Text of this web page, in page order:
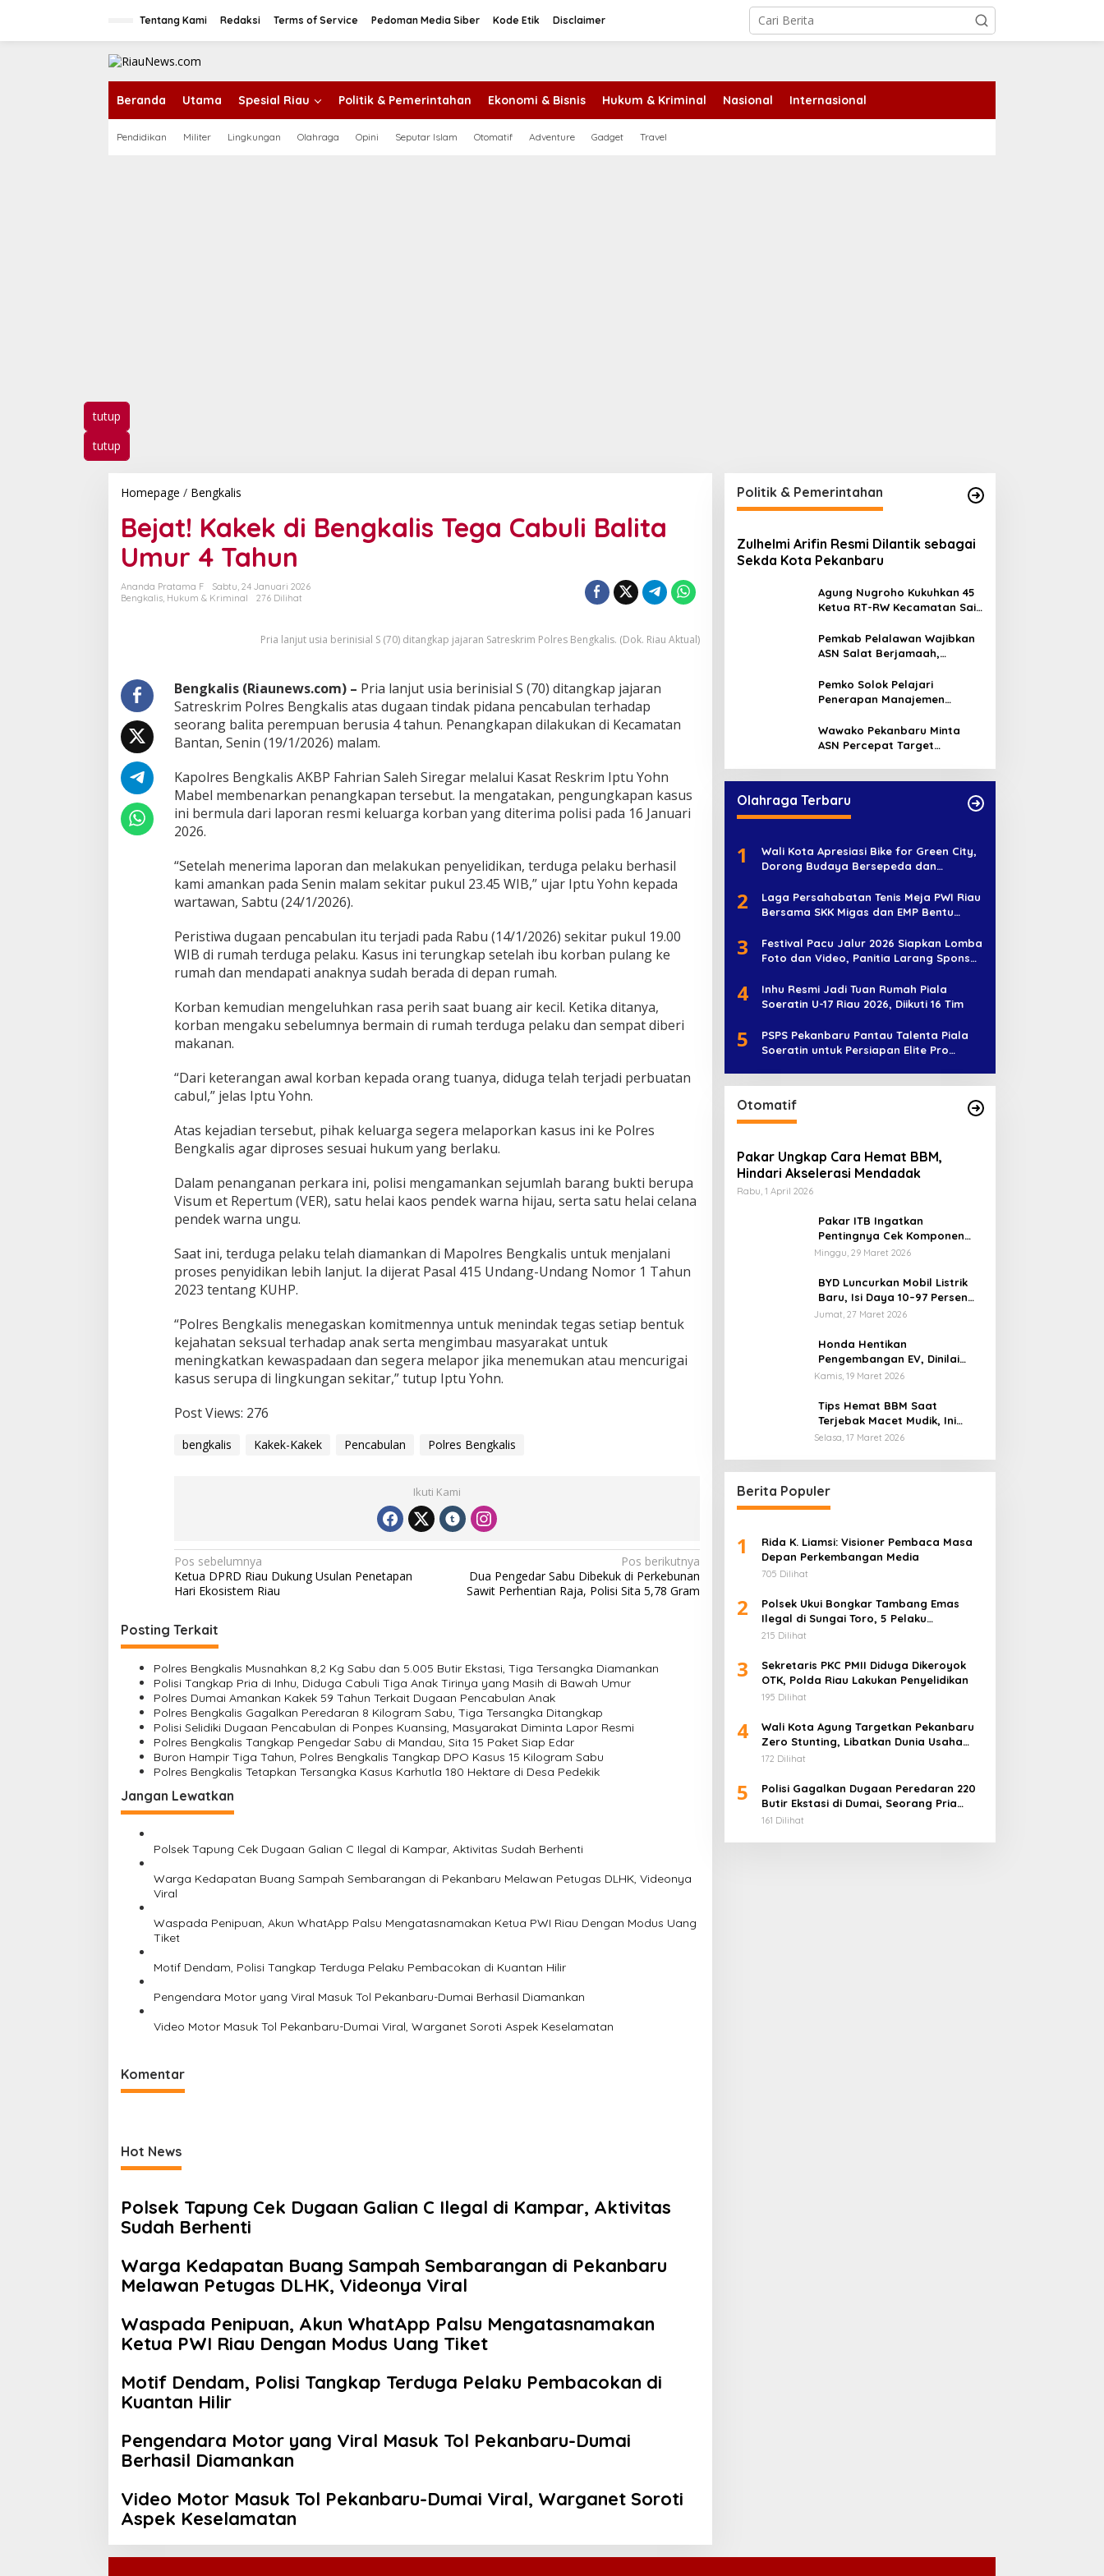
Tentang Kami Redaksi Terms of Service Pedoman Media Siber Kode Etik Disclaimer
Beranda Utama Spesial Riau Politik & Pemerintahan Ekonomi & Bisnis Hukum & Kriminal Nasional Internasional
Pendidikan Militer Lingkungan Olahraga Opini Seputar Islam Otomatif Adventure Gadget Travel
tutup
tutup
Homepage / Bengkalis
j
a
t
!
K
a
B
e
n
g
k
l
s
T
a
C
a
b
l
a
i
t
u
r
T
a
h
n
Bejat! Kakek di Bengkalis Tega Cabuli Balita
Umur 4 Tahun
Ananda Pratama F
Sabtu, 24 Januari 2026
Bengkalis, Hukum & Kriminal 276 Dilihat
Pria lanjut usia berinisial S (70) ditangkap jajaran Satreskrim Polres Bengkalis. (Dok. Riau Aktual)
Bengkalis (Riaunews.com) – Pria lanjut usia berinisial S (70) ditangkap jajaran
Satreskrim Polres Bengkalis atas dugaan tindak pidana pencabulan terhadap
seorang balita perempuan berusia 4 tahun. Penangkapan dilakukan di Kecamatan
Bantan, Senin (19/1/2026) malam.
Kapolres Bengkalis AKBP Fahrian Saleh Siregar melalui Kasat Reskrim Iptu Yohn
Mabel membenarkan penangkapan tersebut. Ia mengatakan, pengungkapan kasus
ini bermula dari laporan resmi keluarga korban yang diterima polisi pada 16 Januari
2026.
“Setelah menerima laporan dan melakukan penyelidikan, terduga pelaku berhasil
kami amankan pada Senin malam sekitar pukul 23.45 WIB,” ujar Iptu Yohn kepada
wartawan, Sabtu (24/1/2026).
Peristiwa dugaan pencabulan itu terjadi pada Rabu (14/1/2026) sekitar pukul 19.00
WIB di rumah terduga pelaku. Kasus ini terungkap setelah ibu korban pulang ke
rumah dan mendapati anaknya sudah berada di depan rumah.
Korban kemudian mengeluhkan rasa perih saat buang air kecil. Ketika ditanya,
korban mengaku sebelumnya bermain di rumah terduga pelaku dan sempat diberi
makanan.
“Dari keterangan awal korban kepada orang tuanya, diduga telah terjadi perbuatan
cabul,” jelas Iptu Yohn.
Atas kejadian tersebut, pihak keluarga segera melaporkan kasus ini ke Polres
Bengkalis agar diproses sesuai hukum yang berlaku.
Dalam penanganan perkara ini, polisi mengamankan sejumlah barang bukti berupa
Visum et Repertum (VER), satu helai kaos pendek warna hijau, serta satu helai celana
pendek warna ungu.
Saat ini, terduga pelaku telah diamankan di Mapolres Bengkalis untuk menjalani
proses penyidikan lebih lanjut. Ia dijerat Pasal 415 Undang-Undang Nomor 1 Tahun
2023 tentang KUHP.
“Polres Bengkalis menegaskan komitmennya untuk menindak tegas setiap bentuk
kejahatan seksual terhadap anak serta mengimbau masyarakat untuk
meningkatkan kewaspadaan dan segera melapor jika menemukan atau mencurigai
kasus serupa di lingkungan sekitar,” tutup Iptu Yohn.
Post Views: 276
bengkalis Kakek-Kakek Pencabulan Polres Bengkalis
Ikuti Kami
N
a
i
g
a
s
i
p
o
s
Pos sebelumnya
Ketua DPRD Riau Dukung Usulan Penetapan
Hari Ekosistem Riau
Pos berikutnya
Dua Pengedar Sabu Dibekuk di Perkebunan
Sawit Perhentian Raja, Polisi Sita 5,78 Gram
Posting Terkait
Polres Bengkalis Musnahkan 8,2 Kg Sabu dan 5.005 Butir Ekstasi, Tiga Tersangka Diamankan
Polisi Tangkap Pria di Inhu, Diduga Cabuli Tiga Anak Tirinya yang Masih di Bawah Umur
Polres Dumai Amankan Kakek 59 Tahun Terkait Dugaan Pencabulan Anak
Polres Bengkalis Gagalkan Peredaran 8 Kilogram Sabu, Tiga Tersangka Ditangkap
Polisi Selidiki Dugaan Pencabulan di Ponpes Kuansing, Masyarakat Diminta Lapor Resmi
Polres Bengkalis Tangkap Pengedar Sabu di Mandau, Sita 15 Paket Siap Edar
Buron Hampir Tiga Tahun, Polres Bengkalis Tangkap DPO Kasus 15 Kilogram Sabu
Polres Bengkalis Tetapkan Tersangka Kasus Karhutla 180 Hektare di Desa Pedekik
Jangan Lewatkan
Polsek Tapung Cek Dugaan Galian C Ilegal di Kampar, Aktivitas Sudah Berhenti
Warga Kedapatan Buang Sampah Sembarangan di Pekanbaru Melawan Petugas DLHK, Videonya
Viral
Waspada Penipuan, Akun WhatApp Palsu Mengatasnamakan Ketua PWI Riau Dengan Modus Uang
Tiket
Motif Dendam, Polisi Tangkap Terduga Pelaku Pembacokan di Kuantan Hilir
Pengendara Motor yang Viral Masuk Tol Pekanbaru-Dumai Berhasil Diamankan
Video Motor Masuk Tol Pekanbaru-Dumai Viral, Warganet Soroti Aspek Keselamatan
Komentar
Hot News
Polsek Tapung Cek Dugaan Galian C Ilegal di Kampar, Aktivitas
Sudah Berhenti
Warga Kedapatan Buang Sampah Sembarangan di Pekanbaru
Melawan Petugas DLHK, Videonya Viral
Waspada Penipuan, Akun WhatApp Palsu Mengatasnamakan
Ketua PWI Riau Dengan Modus Uang Tiket
Motif Dendam, Polisi Tangkap Terduga Pelaku Pembacokan di
Kuantan Hilir
Pengendara Motor yang Viral Masuk Tol Pekanbaru-Dumai
Berhasil Diamankan
Video Motor Masuk Tol Pekanbaru-Dumai Viral, Warganet Soroti
Aspek Keselamatan
Politik & Pemerintahan
Zulhelmi Arifin Resmi Dilantik sebagai
Sekda Kota Pekanbaru
Agung Nugroho Kukuhkan 45
Ketua RT-RW Kecamatan Sail,
Warga
Pemkab Pelalawan Wajibkan
ASN Salat Berjamaah,
Jadi Empat Kali
Pemko Solok Pelajari
Penerapan Manajemen
Wawako Pekanbaru Minta
ASN Percepat Target
Olahraga Terbaru
1
Wali Kota Apresiasi Bike for Green City,
Dorong Budaya Bersepeda dan
2
Laga Persahabatan Tenis Meja PWI Riau
Bersama SKK Migas dan EMP Bentu
3
Festival Pacu Jalur 2026 Siapkan Lomba
Foto dan Video, Panitia Larang Sponsor
4
Inhu Resmi Jadi Tuan Rumah Piala
Soeratin U-17 Riau 2026, Diikuti 16 Tim
5
PSPS Pekanbaru Pantau Talenta Piala
Soeratin untuk Persiapan Elite Pro
Otomatif
Pakar Ungkap Cara Hemat BBM,
Hindari Akselerasi Mendadak
Rabu, 1 April 2026
Pakar ITB Ingatkan
Pentingnya Cek Komponen
Kendaraan Usai Mudik
Minggu, 29 Maret 2026
BYD Luncurkan Mobil Listrik
Baru, Isi Daya 10–97 Persen
Hanya 9 Menit
Jumat, 27 Maret 2026
Honda Hentikan
Pengembangan EV, Dinilai
Kian Tertinggal di Industri
Kamis, 19 Maret 2026
Tips Hemat BBM Saat
Terjebak Macet Mudik, Ini
Saran Pakar ITB
Selasa, 17 Maret 2026
Berita Populer
1
Rida K. Liamsi: Visioner Pembaca Masa
Depan Perkembangan Media
705 Dilihat
2
Polsek Ukui Bongkar Tambang Emas
Ilegal di Sungai Toro, 5 Pelaku
Diamankan
215 Dilihat
3
Sekretaris PKC PMII Diduga Dikeroyok
OTK, Polda Riau Lakukan Penyelidikan
195 Dilihat
4
Wali Kota Agung Targetkan Pekanbaru
Zero Stunting, Libatkan Dunia Usaha
Penuhi Gizi Anak
172 Dilihat
5
Polisi Gagalkan Dugaan Peredaran 220
Butir Ekstasi di Dumai, Seorang Pria
Ditangkap
161 Dilihat